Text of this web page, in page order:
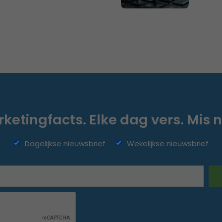
Elke dag vers. Mis
Dagelijkse nieuwsbrief Wekelijkse nieuwsbrief